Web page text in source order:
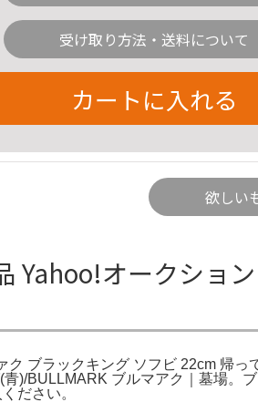
受け取り方法・送料について
カートに入れる
欲しい
オークション
ブラックキング ソフビ 22cm 帰っ
)/BULLMARK ブルマアク｜墓場。
ださい。